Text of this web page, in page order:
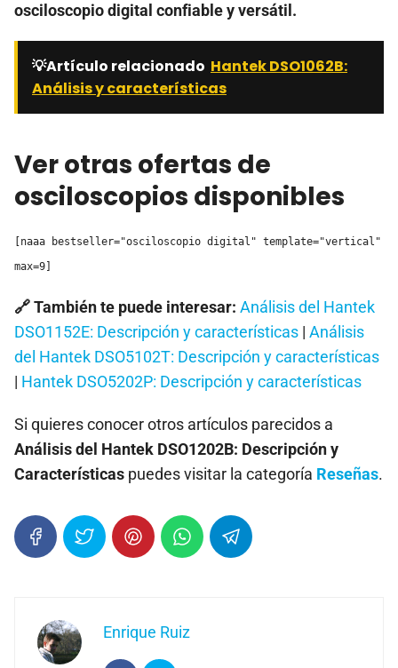
osciloscopio digital confiable y versátil.
💡Artículo relacionado Hantek DSO1062B:
Análisis y características
Ver otras ofertas de
osciloscopios disponibles
[naaa bestseller="osciloscopio digital" template="vertical"
max=9]
🔗 También te puede interesar: Análisis del Hantek
DSO1152E: Descripción y características | Análisis
del Hantek DSO5102T: Descripción y características
| Hantek DSO5202P: Descripción y características
Si quieres conocer otros artículos parecidos a
Análisis del Hantek DSO1202B: Descripción y
Características puedes visitar la categoría Reseñas.
Enrique Ruiz